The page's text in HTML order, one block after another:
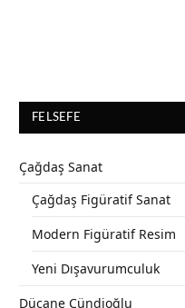
FELSEFE
Çağdaş Sanat
Çağdaş Figüratif Sanat
Modern Figüratif Resim
Yeni Dışavurumculuk
Dücane Cündioğlu